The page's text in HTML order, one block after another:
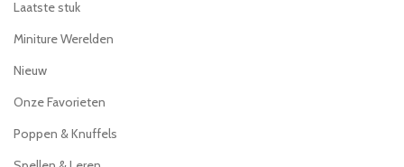
Laatste stuk
Miniture Werelden
Nieuw
Onze Favorieten
Poppen & Knuffels